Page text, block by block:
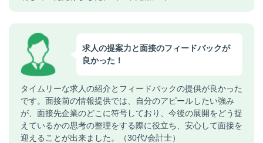
求人の提案力と面接のフィードバックが
良かった！
タイムリーな求人の紹介とフィードバックの提供が良かった
です。面接前の情報提供では、自分のアピールしたい強み
が、面接先企業のどこに符号しており、今後の展開をどう捉
えているかの思考の整理をする際に役立ち、安心して面接を
迎えることが出来ました。（30代/会計士）